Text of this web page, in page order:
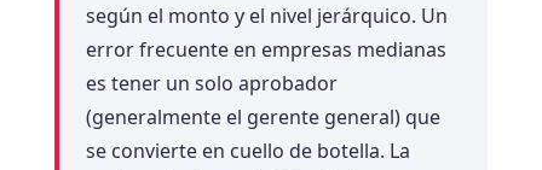
según el monto y el nivel jerárquico. Un
error frecuente en empresas medianas
es tener un solo aprobador
(generalmente el gerente general) que
se convierte en cuello de botella. La